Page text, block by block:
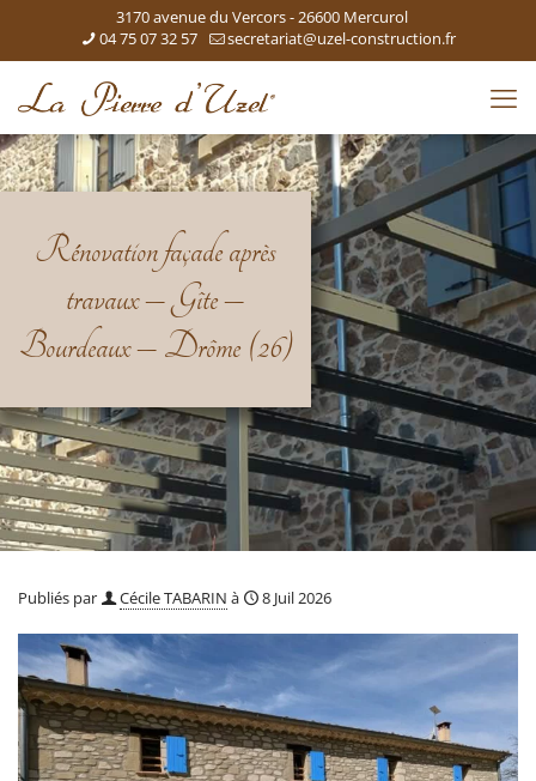
3170 avenue du Vercors - 26600 Mercurol
04 75 07 32 57
secretariat@uzel-construction.fr
Rénovation façade après
travaux – Gîte –
Bourdeaux – Drôme (26)
Publiés par Cécile TABARIN à 8 Juil 2026